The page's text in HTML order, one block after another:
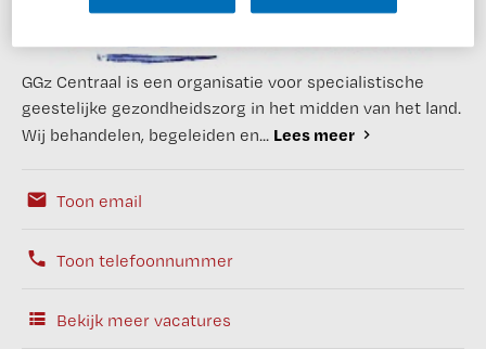
GGz Centraal is een organisatie voor specialistische
geestelijke gezondheidszorg in het midden van het land.
Wij behandelen, begeleiden en... Lees meer
Toon email
Toon telefoonnummer
Bekijk meer vacatures